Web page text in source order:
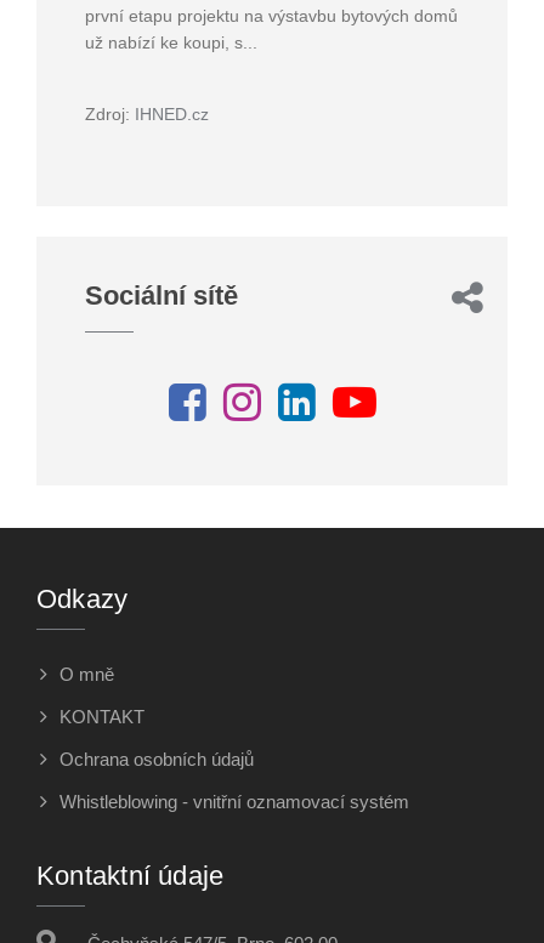
první etapu projektu na výstavbu bytových domů
už nabízí ke koupi, s...
Zdroj: IHNED.cz
Sociální sítě
Odkazy
O mně
KONTAKT
Ochrana osobních údajů
Whistleblowing - vnitřní oznamovací systém
Kontaktní údaje